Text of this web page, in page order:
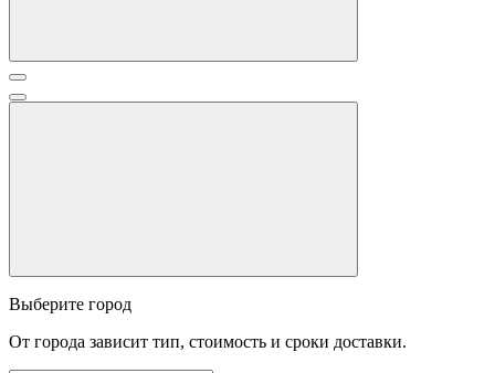
Выберите город
От города зависит тип, стоимость и сроки доставки.